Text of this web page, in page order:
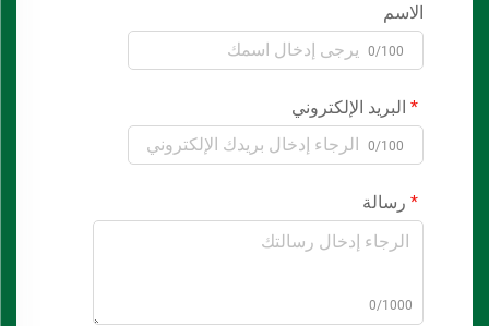
الاسم
0/100
البريد الإلكتروني
0/100
رسالة
0/1000